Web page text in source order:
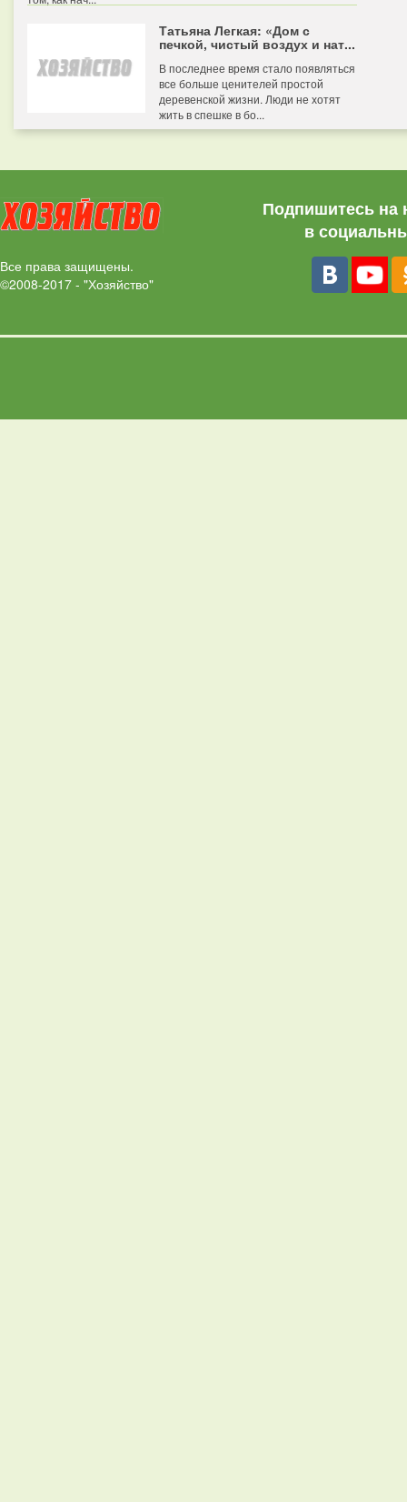
Татьяна Легкая: «Дом с
печкой, чистый воздух и нат...
В последнее время стало появляться
все больше ценителей простой
деревенской жизни. Люди не хотят
жить в спешке в бо...
Все права защищены.
©2008-2017 - "Хозяйство"
Подпишитесь на
в